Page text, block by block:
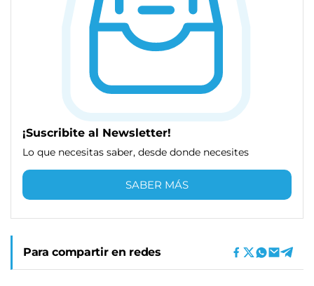
¡Suscribite al Newsletter!
Lo que necesitas saber, desde donde necesites
SABER MÁS
Para compartir en redes